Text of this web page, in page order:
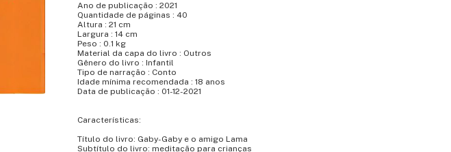
Ano de publicação : 2021
Quantidade de páginas : 40
Altura : 21 cm
Largura : 14 cm
Peso : 0.1 kg
Material da capa do livro : Outros
Gênero do livro : Infantil
Tipo de narração : Conto
Idade mínima recomendada : 18 anos
Data de publicação : 01-12-2021
Características:
Título do livro: Gaby-Gaby e o amigo Lama
Subtítulo do livro: meditação para crianças